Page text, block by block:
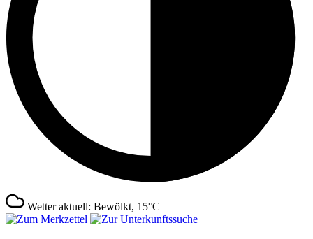
Wetter aktuell: Bewölkt, 15°C